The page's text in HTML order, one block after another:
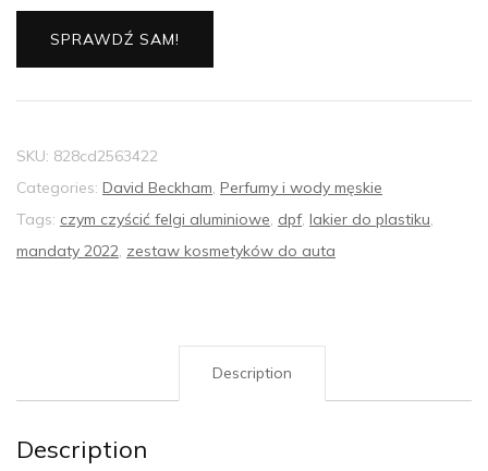
SPRAWDŹ SAM!
SKU: 828cd2563422
Categories: David Beckham, Perfumy i wody męskie
Tags: czym czyścić felgi aluminiowe, dpf, lakier do plastiku,
mandaty 2022, zestaw kosmetyków do auta
Description
Description